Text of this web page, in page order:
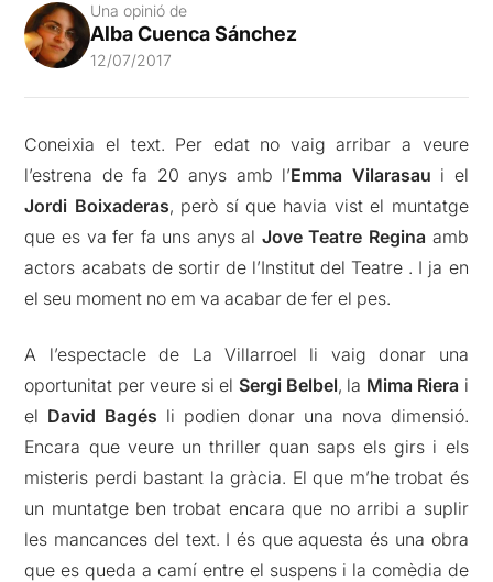
Una opinió de
Alba Cuenca Sánchez
12/07/2017
Coneixia el text. Per edat no vaig arribar a veure
l’estrena de fa 20 anys amb l’Emma Vilarasau i el
Jordi Boixaderas, però sí que havia vist el muntatge
que es va fer fa uns anys al Jove Teatre Regina amb
actors acabats de sortir de l’Institut del Teatre . I ja en
el seu moment no em va acabar de fer el pes.
A l’espectacle de La Villarroel li vaig donar una
oportunitat per veure si el Sergi Belbel, la Mima Riera i
el David Bagés li podien donar una nova dimensió.
Encara que veure un thriller quan saps els girs i els
misteris perdi bastant la gràcia. El que m’he trobat és
un muntatge ben trobat encara que no arribi a suplir
les mancances del text. I és que aquesta és una obra
que es queda a camí entre el suspens i la comèdia de